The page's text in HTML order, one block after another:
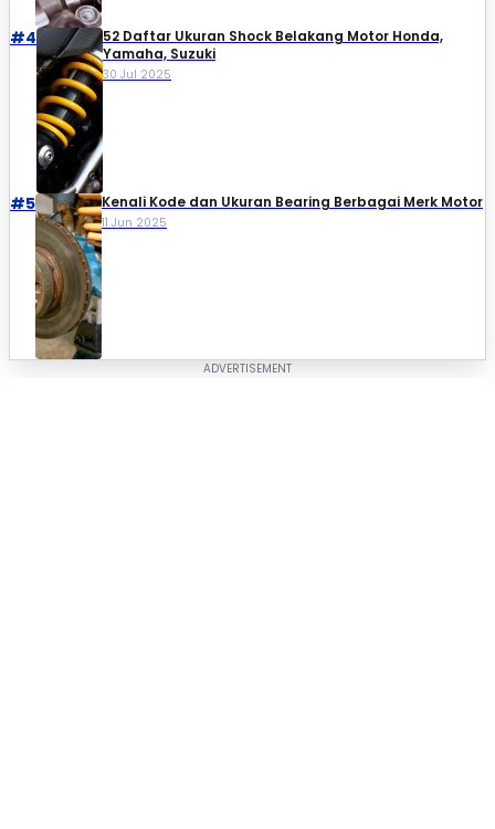
#4
52 Daftar Ukuran Shock Belakang Motor Honda,
Yamaha, Suzuki​
30 Jul 2025
#5 Kenali Kode dan Ukuran Bearing Berbagai Merk Motor
11 Jun 2025